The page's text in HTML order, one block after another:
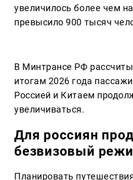
увеличилось более чем
превысило 900 тысяч
В Минтрансе РФ
итогам 2026 года
Россией и Китаем
увеличиваться.
Для россиян
безвизовый
Планировать